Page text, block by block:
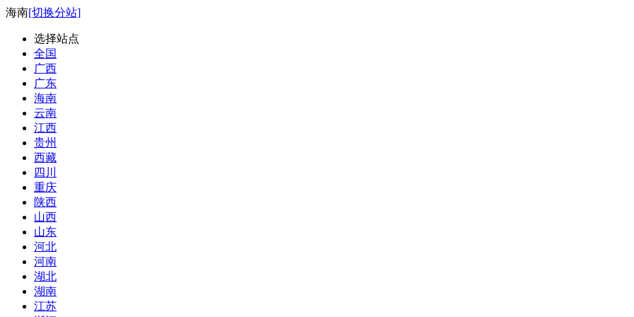
海南[切换分站]
选择站点
全国
广西
广东
海南
云南
江西
贵州
西藏
四川
重庆
陕西
山西
山东
河北
河南
湖北
湖南
江苏